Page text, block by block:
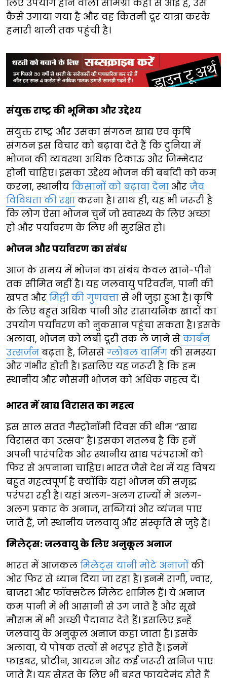
लिए उपयोग होने वाली सामग्री कहां से आई है, उसे
कैसे उगाया गया है और वह कितनी दूर यात्रा करके
हमारी थाली तक पहुंची है।
संयुक्त राष्ट्र की भूमिका और उद्देश्य
संयुक्त राष्ट्र और उसका संगठन खाद्य एवं कृषि
संगठन इस विचार को बढ़ावा देते हैं कि दुनिया में
भोजन की व्यवस्था अधिक टिकाऊ और जिम्मेदार
होनी चाहिए। इसका उद्देश्य भोजन की बर्बादी को कम
करना, स्थानीय किसानों को बढ़ावा देना और जैव
विविधता की रक्षा करना है। साथ ही, यह भी जरूरी है
कि लोग ऐसा भोजन चुनें जो स्वास्थ्य के लिए अच्छा
हो और पर्यावरण के लिए भी सुरक्षित हो।
भोजन और पर्यावरण का संबंध
आज के समय में भोजन का संबंध केवल खाने-पीने
तक सीमित नहीं है। यह जलवायु परिवर्तन, पानी की
खपत और मिट्टी की गुणवत्ता से भी जुड़ा हुआ है। कृषि
के लिए बहुत अधिक पानी और रासायनिक खादों का
उपयोग पर्यावरण को नुकसान पहुंचा सकता है। इसके
अलावा, भोजन को लंबी दूरी तक ले जाने से कार्बन
उत्सर्जन बढ़ता है, जिससे ग्लोबल वार्मिंग की समस्या
और गंभीर होती है। इसलिए यह जरूरी है कि हम
स्थानीय और मौसमी भोजन को अधिक महत्व दें।
भारत में खाद्य विरासत का महत्व
इस साल सतत गैस्ट्रोनॉमी दिवस की थीम “खाद्य
विरासत का उत्सव” है। इसका मतलब है कि हमें
अपनी पारंपरिक और स्थानीय खाद्य परंपराओं को
फिर से अपनाना चाहिए। भारत जैसे देश में यह विषय
बहुत महत्वपूर्ण है क्योंकि यहां भोजन की समृद्ध
परंपरा रही है। यहां अलग-अलग राज्यों में अलग-
अलग प्रकार के अनाज, सब्जियां और व्यंजन पाए
जाते हैं, जो स्थानीय जलवायु और संस्कृति से जुड़े हैं।
मिलेट्स: जलवायु के लिए अनुकूल अनाज
भारत में आजकल मिलेट्स यानी मोटे अनाजों की
ओर फिर से ध्यान दिया जा रहा है। इनमें रागी, ज्वार,
बाजरा और फॉक्सटेल मिलेट शामिल हैं। ये अनाज
कम पानी में भी आसानी से उग जाते हैं और सूखे
मौसम में भी अच्छी पैदावार देते हैं। इसलिए इन्हें
जलवायु के अनुकूल अनाज कहा जाता है। इसके
अलावा, ये पोषक तत्वों से भरपूर होते हैं। इनमें
फाइबर, प्रोटीन, आयरन और कई जरूरी खनिज पाए
जाते हैं। यह सेहत के लिए भी बहुत फायदेमंद होते हैं